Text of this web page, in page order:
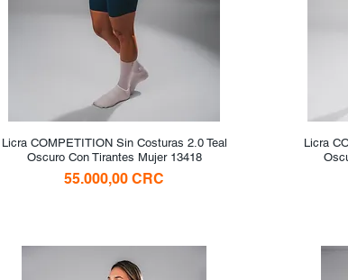
Vista rápida
Licra COMPETITION Sin Costuras 2.0 Teal
Oscuro Con Tirantes Mujer 13418
Precio
55.000,00 CRC
Licra